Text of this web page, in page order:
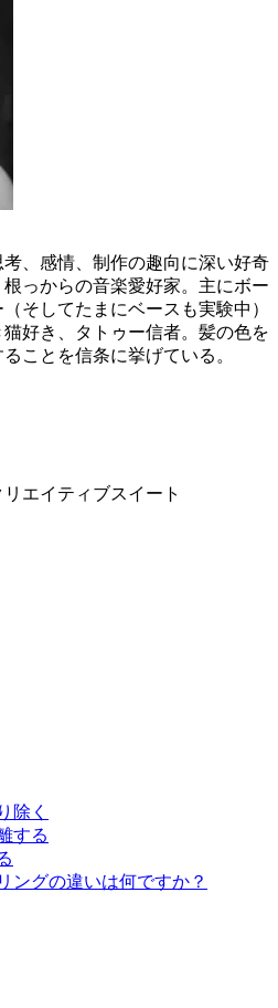
、感情、制作の趣向に深い好奇
っからの音楽愛好家。主にボー
そしてたまにベースも実験中）
好き、タトゥー信者。髪の色を
ことを信条に挙げている。
エイティブスイート
除く
する
ングの違いは何ですか？